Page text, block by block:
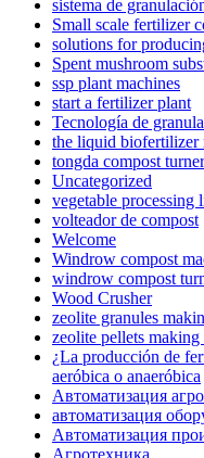
sistema de
Small scale fertilizer
solutions for
Spent mushroom
ssp plant machines
start a fertilizer plant
Tecnología de
the liquid biofertilizer
tongda compost turner
Uncategorized
vegetable processing
volteador de compost
Welcome
Windrow compost
windrow compost
Wood Crusher
zeolite granules
zeolite pellets making
¿La producción de
aeróbica o anaeróbica
Автоматизация
автоматизация
Автоматизация